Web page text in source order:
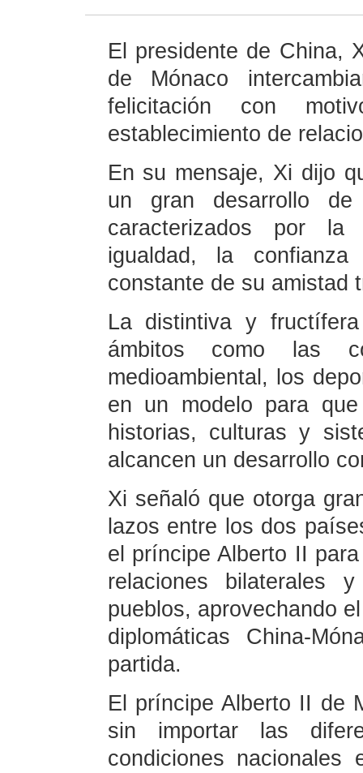
El presidente de China,
de Mónaco
felicitación con
establecimiento de
En su mensaje, Xi dijo
un gran desarrollo de
caracterizados por
igualdad, la
constante de su amistad
La distintiva y
ámbitos como las
medioambiental, los
en un modelo para
historias, culturas y
alcancen un desarrollo
Xi señaló que otorga
lazos entre los dos
el príncipe Alberto II
relaciones bilaterales
pueblos, aprovechando
diplomáticas China-
partida.
El príncipe Alberto II de
sin importar las
condiciones